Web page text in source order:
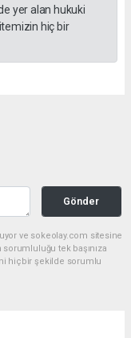
yer alan hukuki
hiç bir
Gönder
ve sokeolay.com sitesine
sorumluluğu tek başınıza
hiçbir şekilde sorumlu